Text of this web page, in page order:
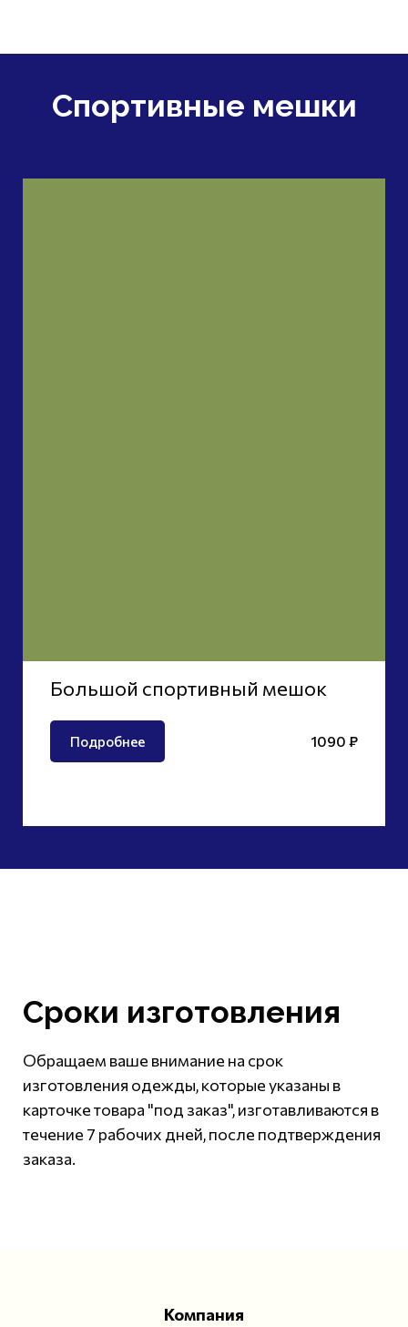
Спортивные мешки
Большой спортивный мешок
Подробнее 1090 ₽
Сроки изготовления
Обращаем ваше внимание на срок
изготовления одежды, которые указаны в
карточке товара "под заказ", изготавливаются в
течение 7 рабочих дней, после подтверждения
заказа.
Компания